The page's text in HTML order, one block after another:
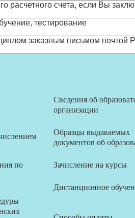
расчетного счета, если Вы
тестирование
заказным письмом почтой
по
Сведения об
организации
Образцы выдаваемых
документов об
Зачисление на курсы
Дистанционное